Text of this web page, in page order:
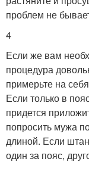
проблем не
4
Если же вам
процедура
примерьте на
Если только в
придется
попросить мужа
длиной. Если
один за пояс,